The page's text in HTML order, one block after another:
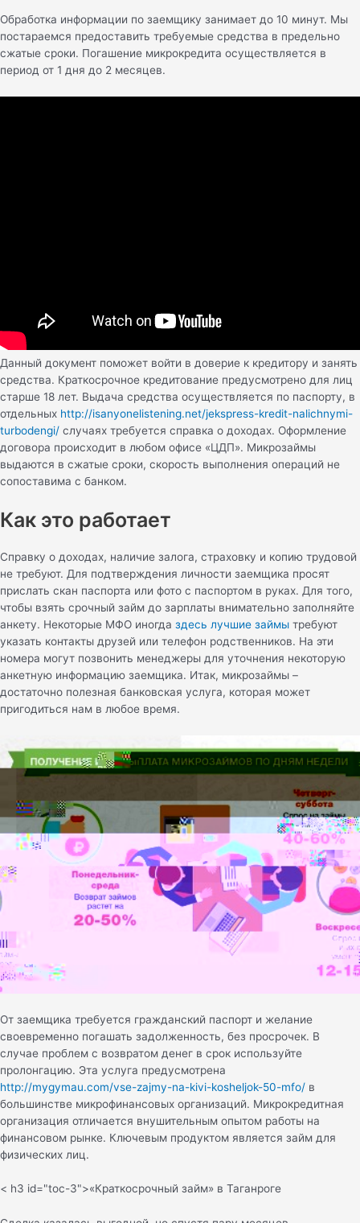
Обработка информации по заемщику занимает до 10 минут. Мы
постараемся предоставить требуемые средства в предельно
сжатые сроки. Погашение микрокредита осуществляется в
период от 1 дня до 2 месяцев.
Данный документ поможет войти в доверие к кредитору и занять
средства. Краткосрочное кредитование предусмотрено для лиц
старше 18 лет. Выдача средства осуществляется по паспорту, в
отдельных http://isanyonelistening.net/jekspress-kredit-nalichnymi-
turbodengi/ случаях требуется справка о доходах. Оформление
договора происходит в любом офисе «ЦДП». Микрозаймы
выдаются в сжатые сроки, скорость выполнения операций не
сопоставима с банком.
Как это работает
Справку о доходах, наличие залога, страховку и копию трудовой
не требуют. Для подтверждения личности заемщика просят
прислать скан паспорта или фото с паспортом в руках. Для того,
чтобы взять срочный займ до зарплаты внимательно заполняйте
анкету. Некоторые МФО иногда здесь лучшие займы требуют
указать контакты друзей или телефон родственников. На эти
номера могут позвонить менеджеры для уточнения некоторую
анкетную информацию заемщика. Итак, микрозаймы –
достаточно полезная банковская услуга, которая может
пригодиться нам в любое время.
От заемщика требуется гражданский паспорт и желание
своевременно погашать задолженность, без просрочек. В
случае проблем с возвратом денег в срок используйте
пролонгацию. Эта услуга предусмотрена
http://mygymau.com/vse-zajmy-na-kivi-kosheljok-50-mfo/ в
большинстве микрофинансовых организаций. Микрокредитная
организация отличается внушительным опытом работы на
финансовом рынке. Ключевым продуктом является займ для
физических лиц.
< h3 id="toc-3">«Краткосрочный займ» в Таганроге